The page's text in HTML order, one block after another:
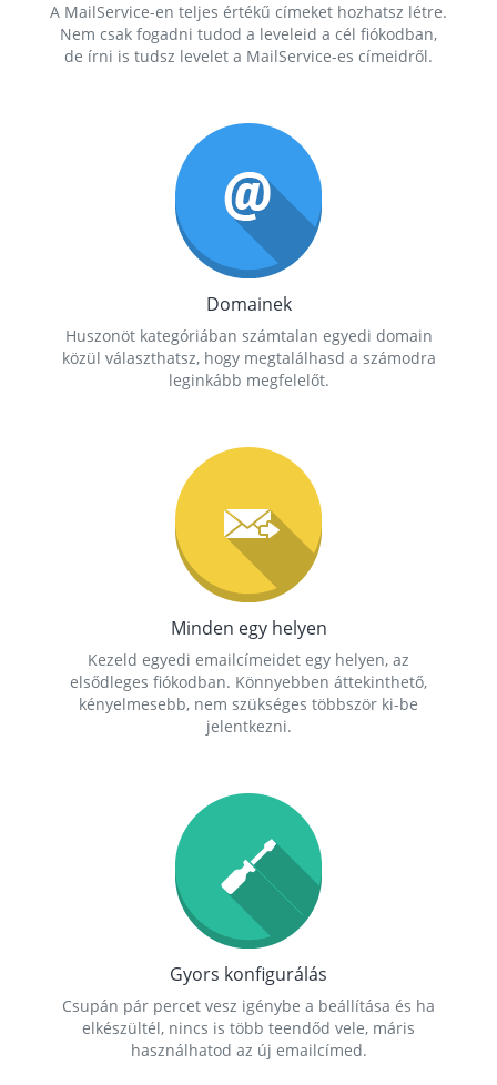
A MailService-en teljes értékű címeket hozhatsz létre.
Nem csak fogadni tudod a leveleid a cél fiókodban,
de írni is tudsz levelet a MailService-es címeidről.
Domainek
Huszonöt kategóriában számtalan egyedi domain
közül választhatsz, hogy megtalálhasd a számodra
leginkább megfelelőt.
Minden egy helyen
Kezeld egyedi emailcímeidet egy helyen, az
elsődleges fiókodban. Könnyebben áttekinthető,
kényelmesebb, nem szükséges többször ki-be
jelentkezni.
Gyors konfigurálás
Csupán pár percet vesz igénybe a beállítása és ha
elkészültél, nincs is több teendőd vele, máris
használhatod az új emailcímed.